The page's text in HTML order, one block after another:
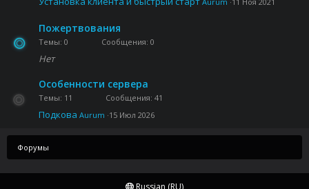
Пожертвования
Темы 0 Сообщения 0
Нет
Особенности сервера
Темы 11 Сообщения 41
Подкова Aurum 15 Июл 2026
Форумы
Russian (RU)